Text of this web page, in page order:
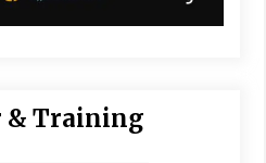
& Training